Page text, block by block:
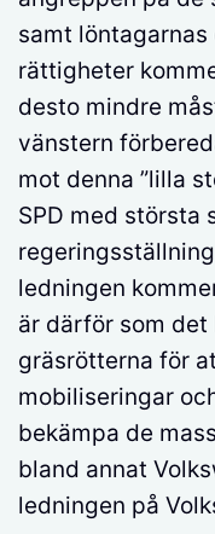
samt
rättigheter
desto mindre
vänstern
mot denna ”lilla
SPD med största
ledningen
är därför som
gräsrötterna för
mobiliseringar
bekämpa de
bland annat
ledningen på